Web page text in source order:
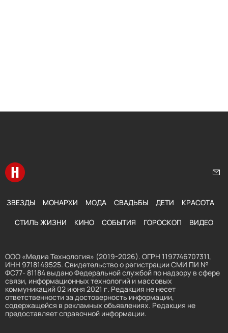
Перейти на главную
ЗВЕЗДЫ МОНАРХИ МОДА СВАДЬБЫ ДЕТИ КРАСОТА
СТИЛЬ ЖИЗНИ КИНО СОБЫТИЯ ГОРОСКОП ВИДЕО
ООО «Медиа Технология» (2019-2026). ОГРН 1197746707311,
ИНН 9718149525. Свидетельство о регистрации СМИ ПИ №
ФС77- 81184 выдано Федеральной службой по надзору в сфере
связи, информационных технологий и массовых
коммуникаций 02 июня 2021 г. Редакция не несет
ответственности за достоверность информации,
содержащейся в рекламных объявлениях. Редакция не
предоставляет справочной информации.